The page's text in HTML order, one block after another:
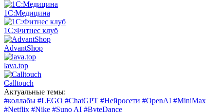
1С:Медицина
1С:Фитнес клуб
AdvantShop
lava.top
Calltouch
Актуальные темы:
#коллабы #LEGO #ChatGPT #Нейросети #OpenAI #MiniMax
#Netflix #Nike #Suno AI #ByteDance